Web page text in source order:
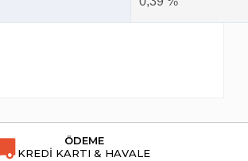
ÖDEME
KREDİ KARTI & HAVALE